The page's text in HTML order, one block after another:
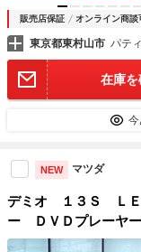
販売店保証 オンライン商談
東京都東村山市 パテ
在庫
今
NEW マツダ
デミオ １３Ｓ Ｌ
ー ＤＶＤプレーヤ
機能 ＢＬＵＥＴＯ